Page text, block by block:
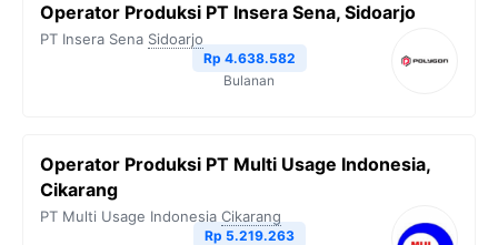
Operator Produksi PT Insera Sena, Sidoarjo
PT Insera Sena Sidoarjo
Rp 4.638.582
Bulanan
Operator Produksi PT Multi Usage Indonesia,
Cikarang
PT Multi Usage Indonesia Cikarang
Rp 5.219.263